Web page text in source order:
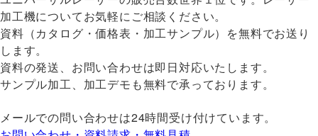
加工機についてお気軽にご相談ください。
資料（カタログ・価格表・加工サンプル）を無料でお送り
します。
資料の発送、お問い合わせは即日対応いたします。
サンプル加工、加工デモも無料で承っております。
メールでの問い合わせは24時間受け付けています。